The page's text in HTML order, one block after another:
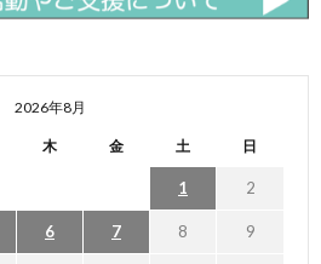
2026年8月
木 金 土 日
1 2
6 7 8 9